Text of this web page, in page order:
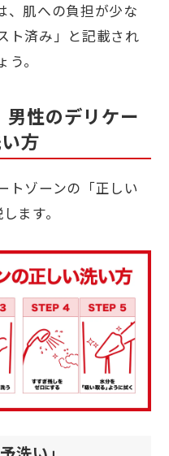
、肌への負担が少な
ト済み」と記載され
。
性のデリケー
方
トゾーンの「正しい
ます。